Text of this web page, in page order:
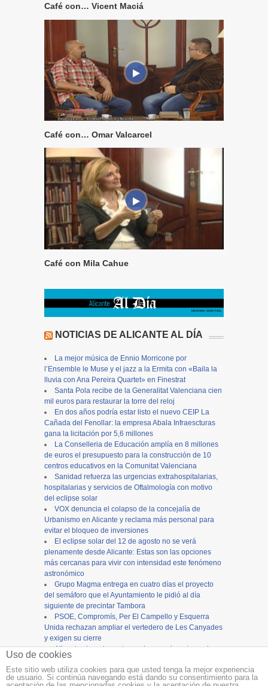
Café con… Vicent Maciá
Café con… Omar Valcarcel
Café con Mila Cahue
NOTICIAS DE ALICANTE AL DÍA
La mejor música de Ennio Morricone por
l’Ensemble le Muse y el jazz a la Ermita con «Baila la
lluvia con Ana Pereira Quartet» en Finestrat
Santa Pola recibe de la Generalitat Valenciana cien
mil euros para restaurar la torre del reloj
En dos años podría estar listo el nuevo CEIP La
Cañada del Fenollar: la empresa Abala Infraescturas
gana la licitación por 5,6 millones
La Conselleria de Educación amplía en 8 millones
de euros el presupuesto para la construcción de 10
centros educativos en la Comunitat Valenciana
Sanidad refuerza las urgencias extrahospitalarias,
hospitalarias y servicios de Oftalmología con motivo
del eclipse solar
VOX denuncia el colapso de la concejalía de
Urbanismo en Alicante y reclama más personal para
evitar el bloqueo de inversiones
El eclipse solar del 12 de agosto no se verá
plenamente desde Alicante: Estas son las opciones
más cercanas para vivir con intensidad este fenómeno
astronómico
Grupo Magma entrega en cuatro días el proyecto
del semáforo que el Ayuntamiento le pidió al día
siguiente de precintar Tambora
PSOE, Compromís, Per El Campello y Esquerra
Unida rechazan ampliar el vertedero de Les Canyades
y exigen su cierre
Alicante cierra los actos en honor a la patrona, la
Virgen del Remedio, con una concurrida procesión
Copyright ©12tvy12endigital.es
Uso de cookies
Este sitio web utiliza cookies para que usted tenga la mejor experiencia
de usuario. Si continúa navegando está dando su consentimiento para la